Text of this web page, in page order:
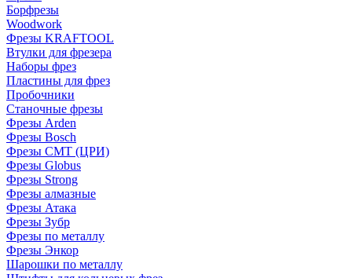
Борфрезы
Woodwork
Фрезы KRAFTOOL
Втулки для фрезера
Наборы фрез
Пластины для фрез
Пробочники
Станочные фрезы
Фрезы Arden
Фрезы Bosch
Фрезы CMT (ЦРИ)
Фрезы Globus
Фрезы Strong
Фрезы алмазные
Фрезы Атака
Фрезы Зубр
Фрезы по металлу
Фрезы Энкор
Шарошки по металлу